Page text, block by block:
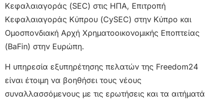
Κεφαλαιαγοράς (SEC) στις ΗΠΑ, Επιτροπή
Κεφαλαιαγοράς Κύπρου (CySEC) στην Κύπρο και
Ομοσπονδιακή Αρχή Χρηματοοικονομικής Εποπτείας
(BaFin) στην Ευρώπη.
Η υπηρεσία εξυπηρέτησης πελατών της Freedom24
είναι έτοιμη να βοηθήσει τους νέους
συναλλασσόμενους με τις ερωτήσεις και τα αιτήματά